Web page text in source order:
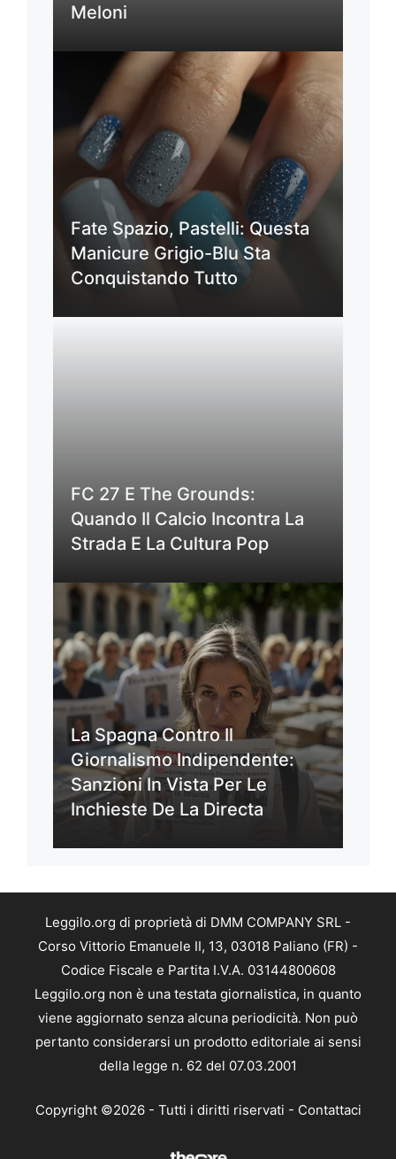
Meloni
Fate Spazio, Pastelli: Questa
Manicure Grigio-Blu Sta
Conquistando Tutto
FC 27 E The Grounds:
Quando Il Calcio Incontra La
Strada E La Cultura Pop
La Spagna Contro Il
Giornalismo Indipendente:
Sanzioni In Vista Per Le
Inchieste De La Directa
Leggilo.org di proprietà di DMM COMPANY SRL -
Corso Vittorio Emanuele II, 13, 03018 Paliano (FR) -
Codice Fiscale e Partita I.V.A. 03144800608
Leggilo.org non è una testata giornalistica, in quanto
viene aggiornato senza alcuna periodicità. Non può
pertanto considerarsi un prodotto editoriale ai sensi
della legge n. 62 del 07.03.2001
Copyright ©2026 - Tutti i diritti riservati - Contattaci